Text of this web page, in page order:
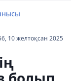
10 желтоқсан 2025